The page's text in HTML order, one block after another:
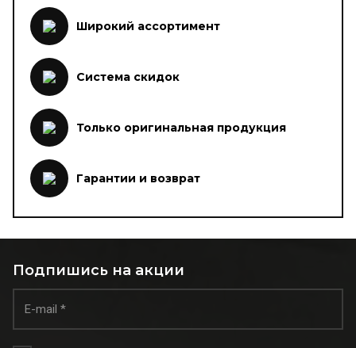
Широкий ассортимент
Система скидок
Только оригинальная продукция
Гарантии и возврат
Подпишись на акции